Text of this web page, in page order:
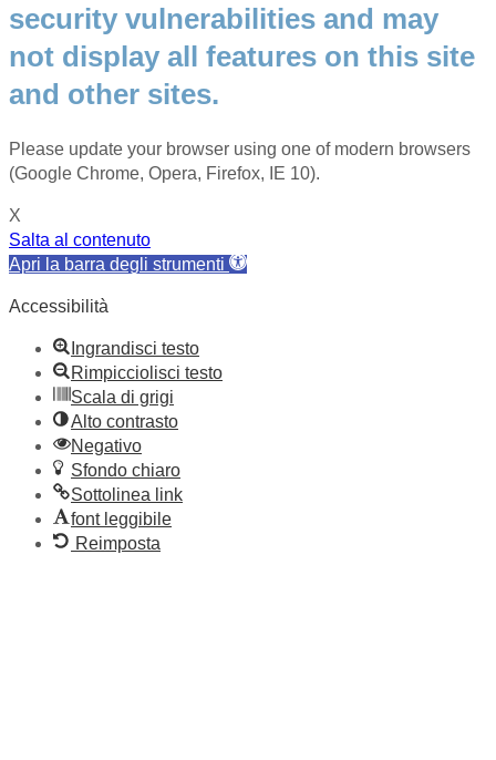
security vulnerabilities and may
not display all features on this site
and other sites.
Please update your browser using one of modern browsers
(Google Chrome, Opera, Firefox, IE 10).
X
Salta al contenuto
Apri la barra degli strumenti
Accessibilità
Ingrandisci testo
Rimpicciolisci testo
Scala di grigi
Alto contrasto
Negativo
Sfondo chiaro
Sottolinea link
font leggibile
Reimposta